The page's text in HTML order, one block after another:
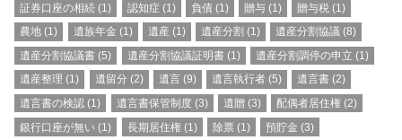
証券口座の相続 (1) 認知症 (1) 負債 (1) 贈与 (1) 贈与税 (1)
農地 (1) 遺族年金 (1) 遺産(1) 遺産分割 (1) 遺産分割協議 (8)
遺産分割協議書 (5) 遺産分割協議証明書(1) 遺産分割調停の申立 (1)
遺産整理 (1) 遺留分 (2) 遺言(9) 遺言執行者 (5) 遺言書 (2)
遺言書の検認 (1) 遺言書保管制度(3) 遺贈(3) 配偶者居住権 (2)
銀行口座が無い (1) 長期居住権(1) 除票(1) 預貯金 (3)